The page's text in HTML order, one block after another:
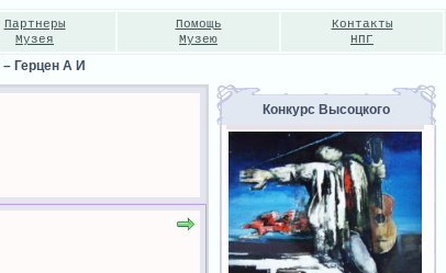
Партнеры
Музея
Помощь
Музею
Контакты
НПГ
– Герцен А И
Конкурс Высоцкого